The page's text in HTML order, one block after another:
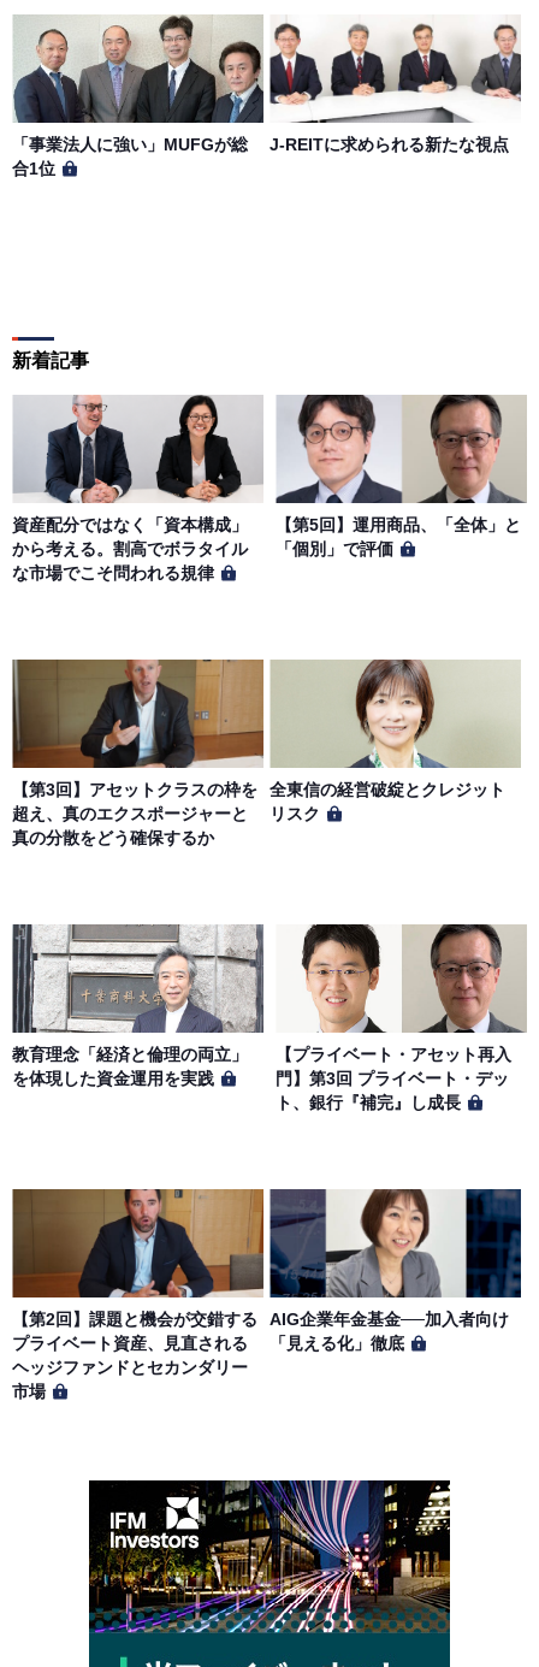
「事業法人に強い」MUFGが総
合1位
J-REITに求められる新たな視点
新着記事
資産配分ではなく「資本構成」
から考える。割高でボラタイル
な市場でこそ問われる規律
【第5回】運用商品、「全体」と
「個別」で評価
【第3回】アセットクラスの枠を
超え、真のエクスポージャーと
真の分散をどう確保するか
全東信の経営破綻とクレジット
リスク
教育理念「経済と倫理の両立」
を体現した資金運用を実践
【プライベート・アセット再入
門】第3回 プライベート・デッ
ト、銀行『補完』し成長
【第2回】課題と機会が交錯する
プライベート資産、見直される
ヘッジファンドとセカンダリー
市場
AIG企業年金基金──加入者向け
「見える化」徹底